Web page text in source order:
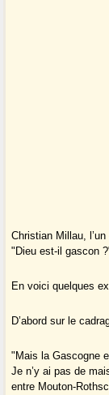
Christian Millau,
"Dieu est-il gascon
En voici quelques
D’abord sur le
"Mais la Gascogne
Je n’y ai pas de
entre Mouton-